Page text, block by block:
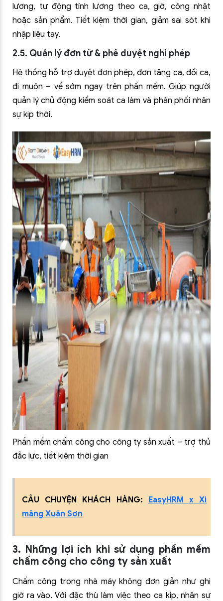
lương, tự động tính lương theo ca, giờ, công nhật
hoặc sản phẩm. Tiết kiệm thời gian, giảm sai sót khi
nhập liệu tay.
2.5. Quản lý đơn từ & phê duyệt nghỉ phép
Hệ thống hỗ trợ duyệt đơn phép, đơn tăng ca, đổi ca,
đi muộn – về sớm ngay trên phần mềm. Giúp người
quản lý chủ động kiểm soát ca làm và phân phối nhân
sự kịp thời.
Phần mềm chấm công cho công ty sản xuất – trợ thủ
đắc lực, tiết kiệm thời gian
CÂU CHUYỆN KHÁCH HÀNG:
EasyHRM x Xi
măng Xuân Sơn
3. Những lợi ích khi sử dụng phần mềm
chấm công cho công ty sản xuất
Chấm công trong nhà máy không đơn giản như ghi
giờ ra vào. Với đặc thù làm việc theo ca kíp, nhân sự